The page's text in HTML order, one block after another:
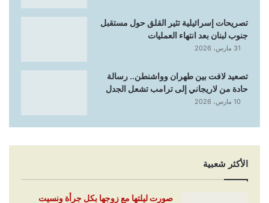
تصريحات إسرائيلية تثير القلق حول مستقبل
جنوب لبنان بعد انتهاء العمليات
31 مارس، 2026
تصعيد لافت بين طهران وواشنطن.. رسالة
حادة من لاريجاني إلى ترامب تشعل الجدل
10 مارس، 2026
الأكثر شعبية
صورت ليلتها مع زوجها بكل جرأة ونسيت